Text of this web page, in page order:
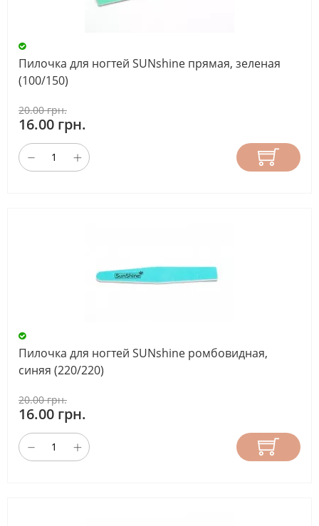
Пилочка для ногтей SUNshine прямая, зеленая
(100/150)
20.00 грн.
16.00 грн.
Пилочка для ногтей SUNshine ромбовидная,
синяя (220/220)
20.00 грн.
16.00 грн.